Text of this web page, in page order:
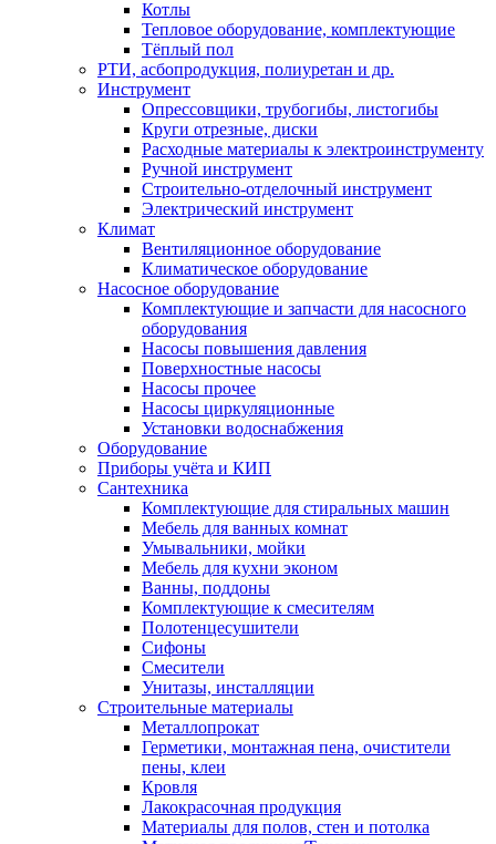
Котлы
Тепловое оборудование, комплектующие
Тёплый пол
РТИ, асбопродукция, полиуретан и др.
Инструмент
Опрессовщики, трубогибы, листогибы
Круги отрезные, диски
Расходные материалы к электроинструменту
Ручной инструмент
Строительно-отделочный инструмент
Электрический инструмент
Климат
Вентиляционное оборудование
Климатическое оборудование
Насосное оборудование
Комплектующие и запчасти для насосного
оборудования
Насосы повышения давления
Поверхностные насосы
Насосы прочее
Насосы циркуляционные
Установки водоснабжения
Оборудование
Приборы учёта и КИП
Сантехника
Комплектующие для стиральных машин
Мебель для ванных комнат
Умывальники, мойки
Мебель для кухни эконом
Ванны, поддоны
Комплектующие к смесителям
Полотенцесушители
Сифоны
Смесители
Унитазы, инсталляции
Строительные материалы
Металлопрокат
Герметики, монтажная пена, очистители
пены, клеи
Кровля
Лакокрасочная продукция
Материалы для полов, стен и потолка